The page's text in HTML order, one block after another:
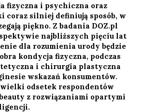
fizyczna i psychiczna oraz
coraz silniej definiują sposób, w
piękno. Z badania DOZ.pl
najbliższych pięciu lat
dla rozumienia urody będzie
kondycja fizyczna, podczas
i chirurgia plastyczna
wskazań konsumentów.
odsetek respondentów
z rozwiązaniami opartymi